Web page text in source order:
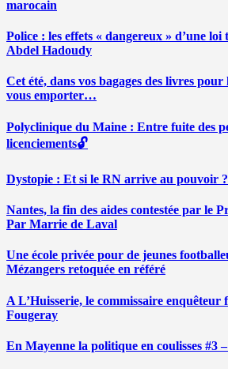
marocain
Police : les effets « dangereux » d’une
Abdel Hadoudy
Cet été, dans vos bagages des livres
vous emporter…
Polyclinique du Maine : Entre fuite des
licenciements🔓
Dystopie : Et si le RN arrive au pouvoir
Nantes, la fin des aides contestée par le
Par Marrie de Laval
Une école privée pour de jeunes
Mézangers retoquée en référé
A L’Huisserie, le commissaire
Fougeray
En Mayenne la politique en coulisses #3